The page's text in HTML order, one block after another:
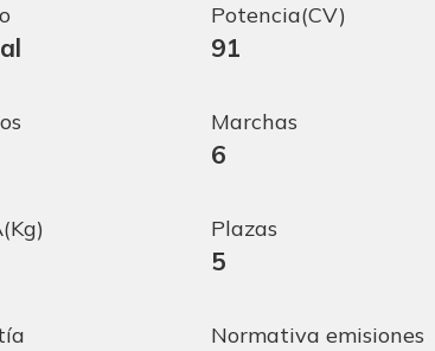
Potencia(CV)
91
Marchas
6
Plazas
5
Normativa emisiones